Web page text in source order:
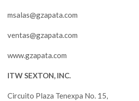
msalas@gzapata.com
ventas@gzapata.com
www.gzapata.com
ITW SEXTON, INC.
Circuito Plaza Tenexpa No. 15,